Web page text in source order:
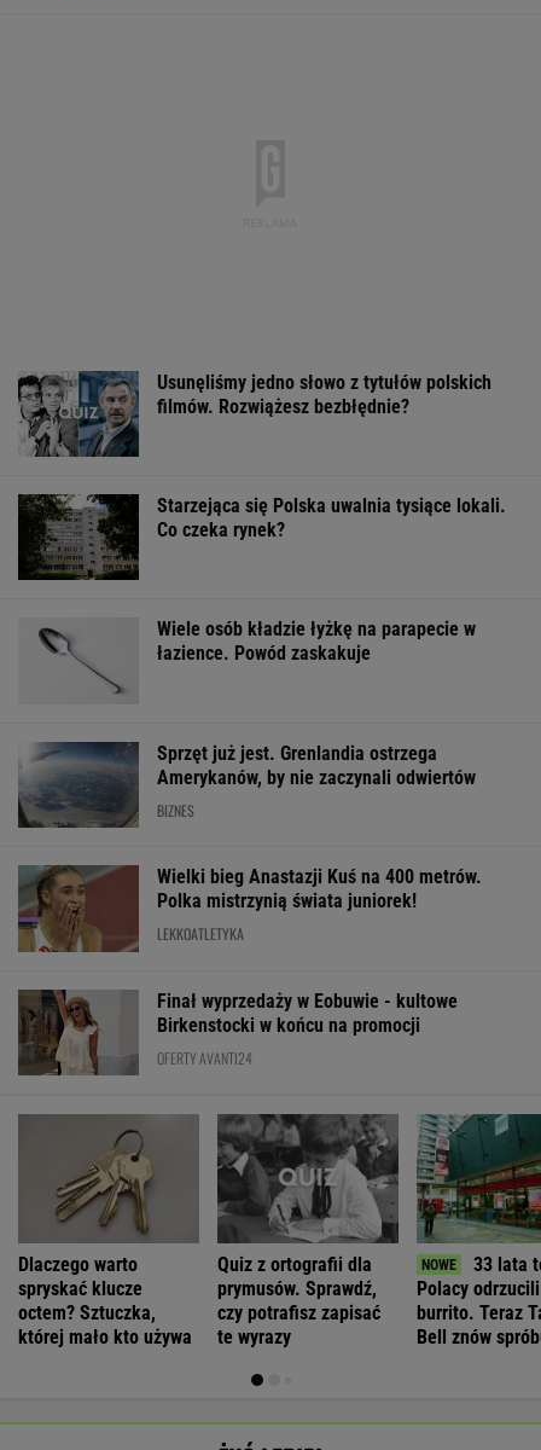
Usunęliśmy jedno słowo z tytułów polskich
filmów. Rozwiążesz bezbłędnie?
Starzejąca się Polska uwalnia tysiące lokali.
Co czeka rynek?
Wiele osób kładzie łyżkę na parapecie w
łazience. Powód zaskakuje
Sprzęt już jest. Grenlandia ostrzega
Amerykanów, by nie zaczynali odwiertów
BIZNES
Wielki bieg Anastazji Kuś na 400 metrów.
Polka mistrzynią świata juniorek!
LEKKOATLETYKA
Finał wyprzedaży w Eobuwie - kultowe
Birkenstocki w końcu na promocji
OFERTY AVANTI24
Dlaczego warto
spryskać klucze
octem? Sztuczka,
której mało kto używa
Quiz z ortografii dla
prymusów. Sprawdź,
czy potrafisz zapisać
te wyrazy
33 lata
Polacy odrzucili
burrito. Teraz
Bell znów